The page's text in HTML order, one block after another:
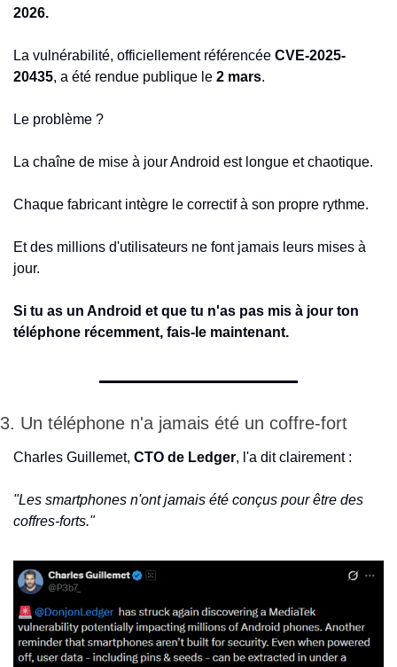
2026.
La vulnérabilité, officiellement référencée CVE-2025-
20435, a été rendue publique le 2 mars.
Le problème ?
La chaîne de mise à jour Android est longue et chaotique.
Chaque fabricant intègre le correctif à son propre rythme.
Et des millions d'utilisateurs ne font jamais leurs mises à
jour.
Si tu as un Android et que tu n'as pas mis à jour ton
téléphone récemment, fais-le maintenant.
3. Un téléphone n'a jamais été un coffre-fort
Charles Guillemet, CTO de Ledger, l'a dit clairement :
"Les smartphones n'ont jamais été conçus pour être des
coffres-forts."